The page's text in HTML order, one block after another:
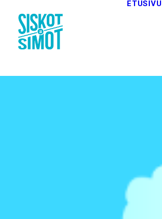
ETUSIVU